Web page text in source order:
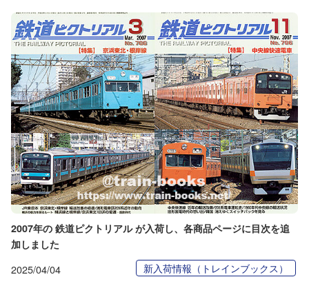
2007年の 鉄道ピクトリアル が入荷し、各商品ページに目次を追
加しました
2025/04/04 新入荷情報（トレインブックス）